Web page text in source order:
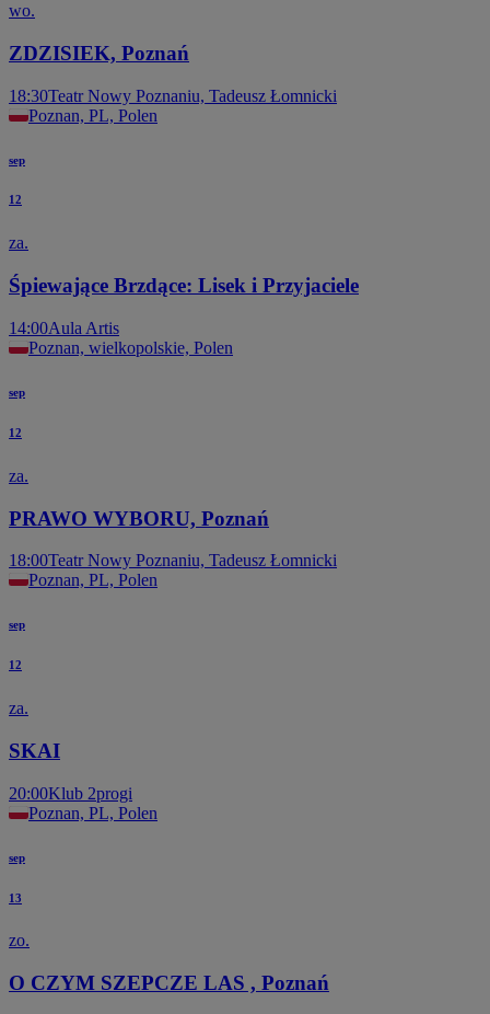
wo.
ZDZISIEK, Poznań
18:30Teatr Nowy Poznaniu, Tadeusz Łomnicki
Poznan, PL, Polen
sep
12
za.
Śpiewające Brzdące: Lisek i Przyjaciele
14:00Aula Artis
Poznan, wielkopolskie, Polen
sep
12
za.
PRAWO WYBORU, Poznań
18:00Teatr Nowy Poznaniu, Tadeusz Łomnicki
Poznan, PL, Polen
sep
12
za.
SKAI
20:00Klub 2progi
Poznan, PL, Polen
sep
13
zo.
O CZYM SZEPCZE LAS , Poznań